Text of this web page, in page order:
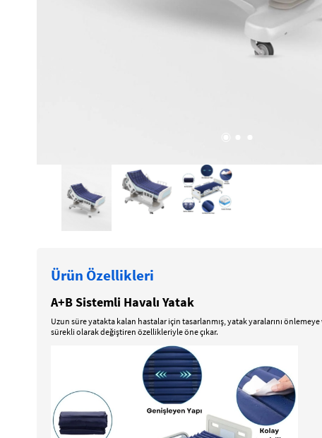
Ürün Özellikleri
A+B Sistemli Havalı Yatak
Uzun süre yatakta kalan hastalar için tasarlanmış, yatak yaralarını
sürekli olarak değiştiren özellikleriyle öne çıkar.